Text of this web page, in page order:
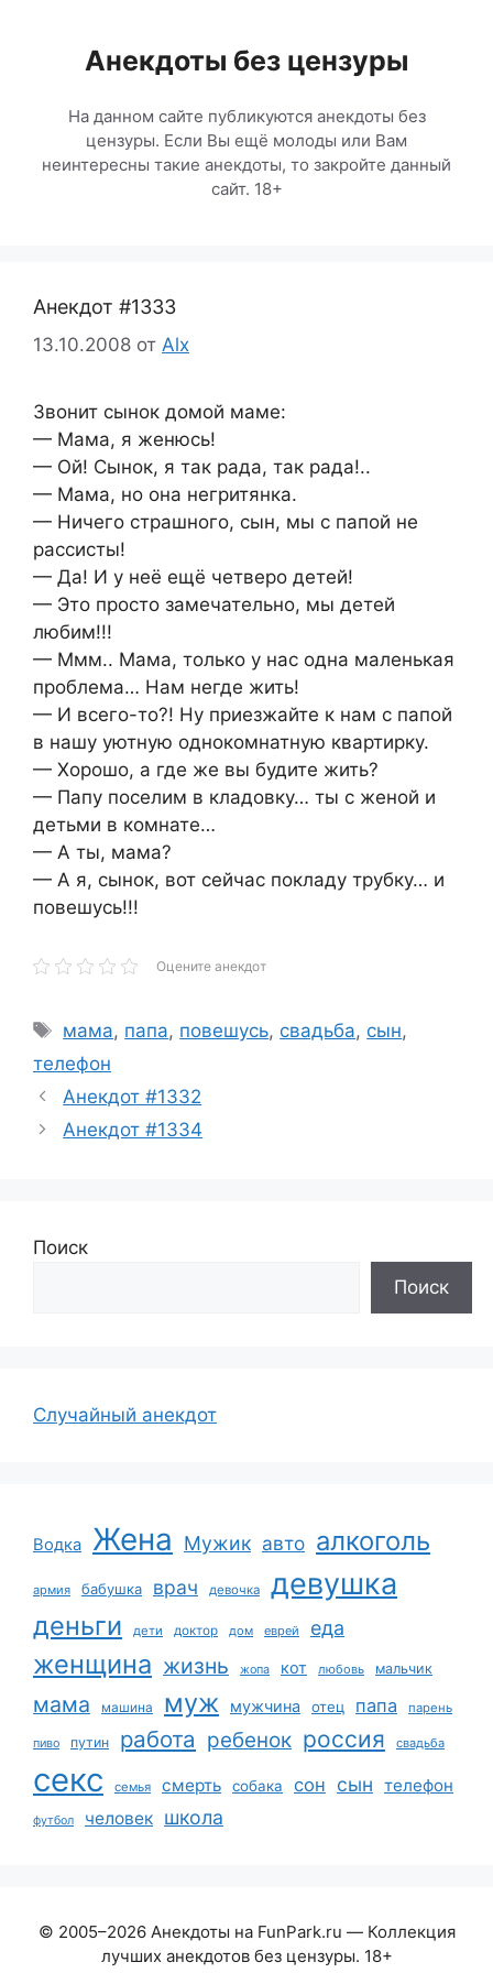
содержимомуАнекдоты без цензуры
На данном сайте публикуются анекдоты без
цензуры. Если Вы ещё молоды или Вам
неинтересны такие анекдоты, то закройте данный
сайт. 18+
Анекдот #1333
13.10.2008 от Alx
Звонит сынок домой маме:
— Мама, я женюсь!
— Ой! Сынок, я так рада, так рада!..
— Мама, но она негритянка.
— Ничего страшного, сын, мы с папой не
рассисты!
— Да! И у неё ещё четверо детей!
— Это просто замечательно, мы детей
любим!!!
— Ммм.. Мама, только у нас одна маленькая
проблема… Нам негде жить!
— И всего-то?! Ну приезжайте к нам с папой
в нашу уютную однокомнатную квартирку.
— Хорошо, а где же вы будите жить?
— Папу поселим в кладовку… ты с женой и
детьми в комнате…
— А ты, мама?
— А я, сынок, вот сейчас покладу трубку… и
повешусь!!!
Оцените анекдот
Метки
мама, папа, повешусь, свадьба, сын,
телефон
Анекдот #1332
Анекдот #1334
Поиск
Поиск
Случайный анекдот
Водка Жена Мужик авто алкоголь
армия бабушка врач девочка девушка
деньги дети доктор дом еврей еда
женщина жизнь жопа кот любовь мальчик
мама машина муж мужчина отец папа парень
пиво путин работа ребенок россия свадьба
секс семья смерть собака сон сын телефон
футбол человек школа
© 2005–2026 Анекдоты на FunPark.ru — Коллекция
лучших анекдотов без цензуры. 18+